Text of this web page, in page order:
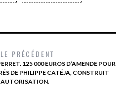
PRÉCÉDENT
125 000 EUROS D’AMENDE POUR
DE PHILIPPE CATÉJA, CONSTRUIT
AUTORISATION.